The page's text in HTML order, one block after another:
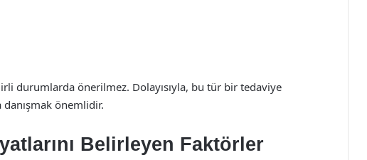
durumlarda önerilmez. Dolayısıyla, bu tür bir tedaviye
önemlidir.
Belirleyen Faktörler